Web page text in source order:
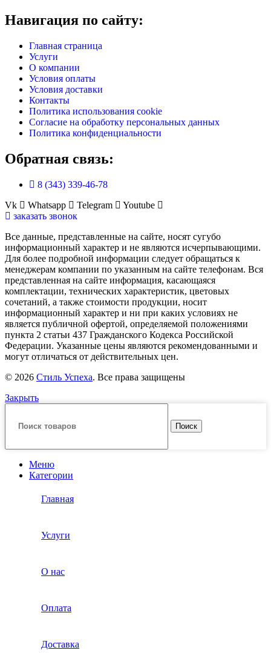
Навигация по сайту:
Главная страница
Услуги
О компании
Условия оплаты
Условия доставки
Контакты
Политика использования cookie
Согласие на обработку персональных данных
Политика конфиденциальности
Обратная связь:
8 (343) 339-46-78
Vk
Whatsapp Telegram
Youtube
заказать звонок
Все данные, представленные на сайте, носят сугубо
информационный характер и не являются исчерпывающими.
Для более подробной информации следует обращаться к
менеджерам компании по указанным на сайте телефонам. Вся
представленная на сайте информация, касающаяся
комплектации, технических характеристик, цветовых
сочетаний, а также стоимости продукции, носит
информационный характер и ни при каких условиях не
является публичной офертой, определяемой положениями
пункта 2 статьи 437 Гражданского Кодекса Российской
Федерации. Указанные цены являются рекомендованными и
могут отличаться от действительных цен.
© 2026 Стиль Успеха. Все права защищены
Закрыть
Поиск
Меню
Категории
Главная
Услуги
О нас
Оплата
Доставка